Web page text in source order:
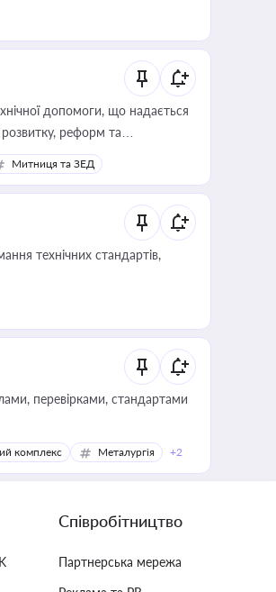
допомоги, що надається
реформ та
Митниця та ЗЕД
технічних стандартів,
перевірками, стандартами
комплекс Металургія +2
Співробітництво
Партнерська мережа